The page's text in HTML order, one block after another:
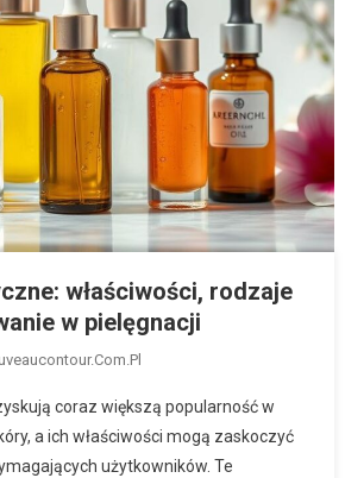
właściwości, rodzaje
w pielęgnacji
coraz większą popularność w
a ich właściwości mogą zaskoczyć
użytkowników. Te